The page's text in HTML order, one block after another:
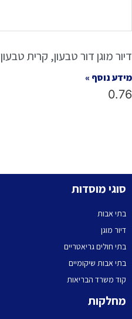
דיור מוגן דור טבעון, קרית טבעון
מידע נוסף »
סוגי מוסדות
בתי אבות
דיור מוגן
בתי חולים גריאטריים
בתי אבות שיקומיים
קוד משרד הבריאות
מחלקות